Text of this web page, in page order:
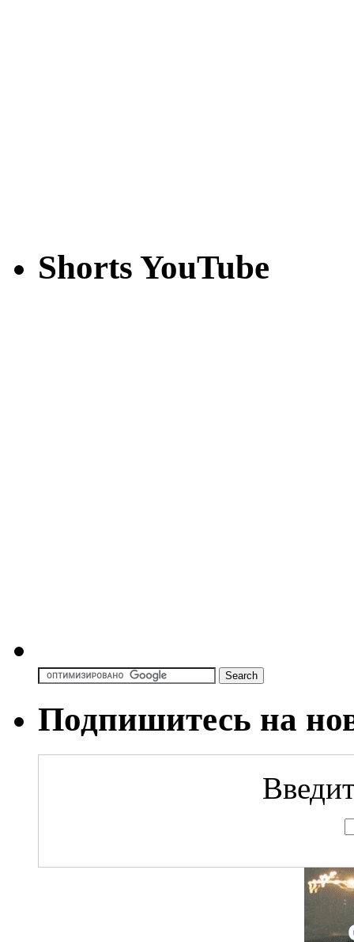
Shorts YouTube
Подпишитесь на